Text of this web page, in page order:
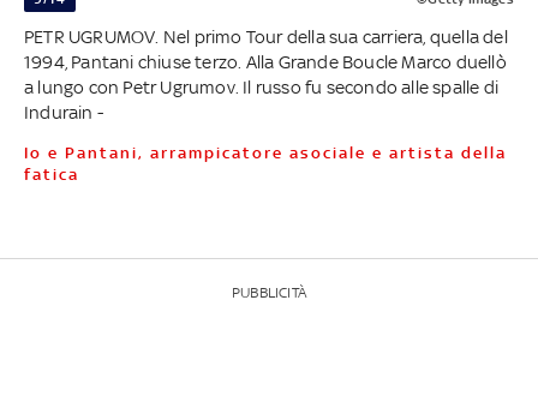
PETR UGRUMOV. Nel primo Tour della sua carriera, quella del
1994, Pantani chiuse terzo. Alla Grande Boucle Marco duellò
a lungo con Petr Ugrumov. Il russo fu secondo alle spalle di
Indurain -
Io e Pantani, arrampicatore asociale e artista della
fatica
PUBBLICITÀ